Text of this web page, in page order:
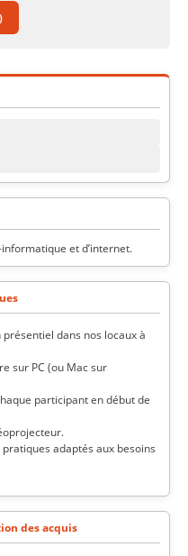
et d’internet.
dans nos locaux à
sur PC (ou Mac sur
participant en début de
adaptés aux besoins
des acquis